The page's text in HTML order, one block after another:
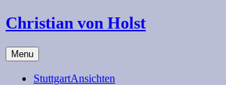
Christian von Holst
Menu
StuttgartAnsichten